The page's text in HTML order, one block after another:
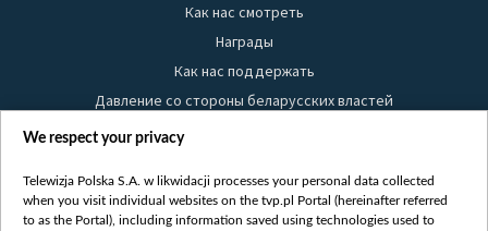
Как нас смотреть
Награды
Как нас поддержать
Давление со стороны беларусских властей
Правила использования материалов
Безопасность
Youtube
We respect your privacy
Telewizja Polska S.A. w likwidacji processes your personal data collected
when you visit individual websites on the tvp.pl Portal (hereinafter referred
to as the Portal), including information saved using technologies used to